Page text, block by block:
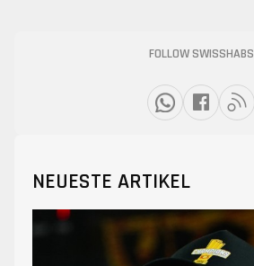
FOLLOW SWISSHABS
NEUESTE ARTIKEL